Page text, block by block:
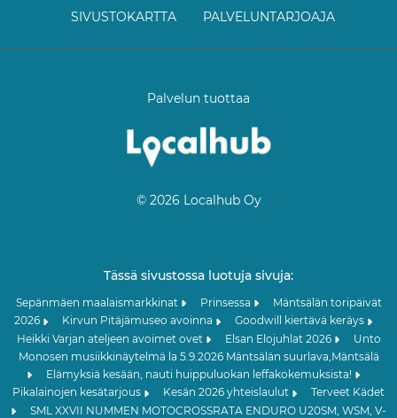
SIVUSTOKARTTA PALVELUNTARJOAJA
Palvelun tuottaa
© 2026 Localhub Oy
Tässä sivustossa luotuja sivuja:
Sepänmäen maalaismarkkinat Prinsessa
Mäntsälän toripäivät
2026
Kirvun Pitäjämuseo avoinna
Goodwill kiertävä keräys
Heikki Varjan ateljeen avoimet ovet
Elsan Elojuhlat 2026
Unto
Monosen musiikkinäytelmä la 5.9.2026 Mäntsälän suurlava,Mäntsälä
Elämyksiä kesään, nauti huippuluokan leffakokemuksista!
Pikalainojen kesätarjous
Kesän 2026 yhteislaulut
Terveet Kädet
SML XXVII NUMMEN MOTOCROSSRATA ENDURO U20SM, WSM, V-